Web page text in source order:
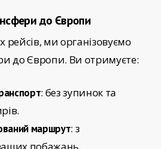
до Європи
рейсів, ми організовуємо
до Європи. Ви отримуєте:
: без зупинок та
маршрут: з